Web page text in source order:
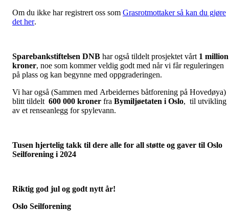
Om du ikke har registrert oss som Grasrotmottaker så kan du gjøre
det her.
Sparebankstiftelsen DNB har også tildelt prosjektet vårt 1 million
kroner, noe som kommer veldig godt med når vi får reguleringen
på plass og kan begynne med oppgraderingen.
Vi har også (Sammen med Arbeidernes båtforening på Hovedøya)
blitt tildelt 600 000 kroner fra Bymiljøetaten i Oslo, til utvikling
av et renseanlegg for spylevann.
Tusen hjertelig takk til dere alle for all støtte og gaver til Oslo
Seilforening i 2024
Riktig god jul og godt nytt år!
Oslo Seilforening